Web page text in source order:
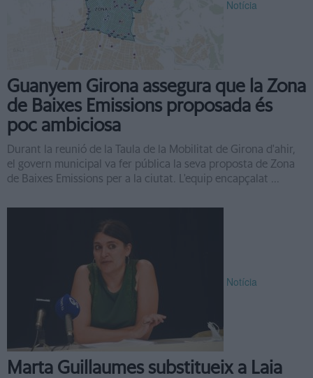
Notícia
Guanyem Girona assegura que la Zona
de Baixes Emissions proposada és
poc ambiciosa
Durant la reunió de la Taula de la Mobilitat de Girona d'ahir,
el govern municipal va fer pública la seva proposta de Zona
de Baixes Emissions per a la ciutat. L'equip encapçalat ...
Notícia
Marta Guillaumes substitueix a Laia